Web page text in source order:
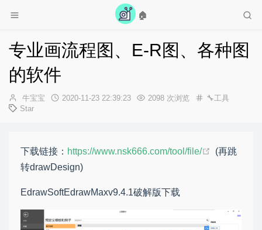
🏠
专业画流程图、E-R图、各种图
的软件
作
者：
牛宝宝
发
2020-11-23 22:39:23 2098 次浏览
🔧工具
Star
下载链接： https://www.nsk666.com/tool/file/
(再跳
转drawDesign)
EdrawSoftEdrawMaxv9.4.1破解版下载